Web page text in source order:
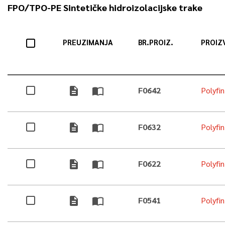
FPO/TPO-PE Sintetičke hidroizolacijske trake
PREUZIMANJA BR.PROIZ.
description import_contacts F0642
description import_contacts F0632
description import_contacts F0622
description import_contacts F0541